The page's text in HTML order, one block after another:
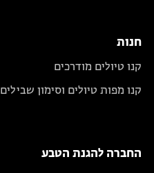
חנות
קנו טיולים מודרכים
קנו מפות טיולים וסימון שבילים
החברה להגנת הטבע